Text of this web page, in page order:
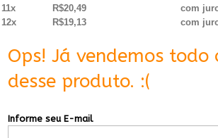
11x
R$20,49
com
12x
R$19,13 com
Ops! Já vendemos todo
desse produto. :(
Informe seu E-mail